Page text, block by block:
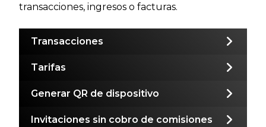
transacciones, ingresos o facturas.
Transacciones
Tarifas
Generar QR de dispositivo
Invitaciones sin cobro de comisiones